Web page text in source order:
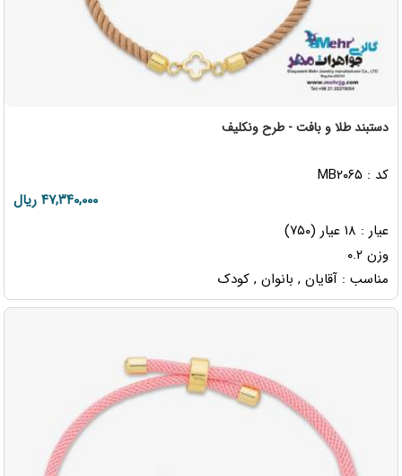
دستبند طلا و بافت - طرح ونکلیف
کد : MB۲۰۶۵
۴۷,۳۴۰,۰۰۰ ریال
عیار : ۱۸ عیار (۷۵۰)
وزن ۰.۲
مناسب : آقایان , بانوان , کودک